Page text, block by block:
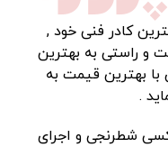
کادر فنی خود ,
و راستی به بهترین
با بهترین قیمت به
.
شطرنجی و اجرای